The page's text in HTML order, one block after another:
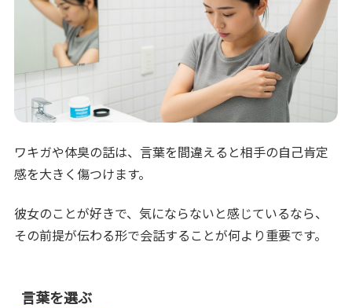
ワキガや体臭の話は、言葉を間違えると相手の自己肯定
感を大きく傷つけます。
彼女のことが好きで、気にならないと感じているなら、
その前提が伝わる形で会話することが何より重要です。
言葉を選ぶ